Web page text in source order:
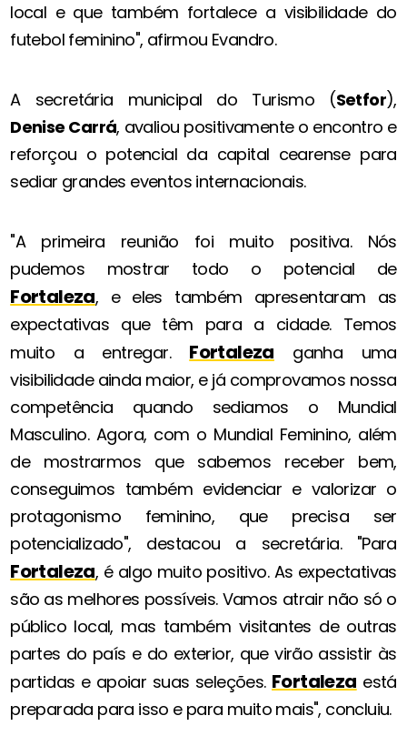
local e que também fortalece a visibilidade do
futebol feminino", afirmou Evandro.
A secretária municipal do Turismo (Setfor),
Denise Carrá, avaliou positivamente o encontro e
reforçou o potencial da capital cearense para
sediar grandes eventos internacionais.
"A primeira reunião foi muito positiva. Nós
pudemos mostrar todo o potencial de
Fortaleza, e eles também apresentaram as
expectativas que têm para a cidade. Temos
muito a entregar. Fortaleza ganha uma
visibilidade ainda maior, e já comprovamos nossa
competência quando sediamos o Mundial
Masculino. Agora, com o Mundial Feminino, além
de mostrarmos que sabemos receber bem,
conseguimos também evidenciar e valorizar o
protagonismo feminino, que precisa ser
potencializado", destacou a secretária. "Para
Fortaleza, é algo muito positivo. As expectativas
são as melhores possíveis. Vamos atrair não só o
público local, mas também visitantes de outras
partes do país e do exterior, que virão assistir às
partidas e apoiar suas seleções. Fortaleza está
preparada para isso e para muito mais", concluiu.